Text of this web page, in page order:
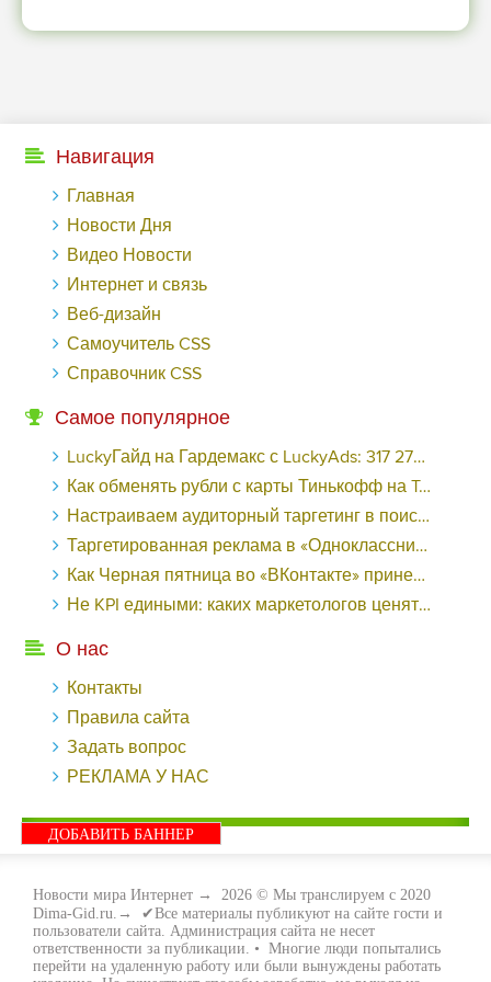
Навигация
Главная
Новости Дня
Видео Новости
Интернет и связь
Веб-дизайн
Самоучитель CSS
Справочник CSS
Самое популярное
LuckyГайд на Гардемакс с LuckyAds: 317 279 рублей за 10 дней - «Надо знать»
Как обменять рубли с карты Тинькофф на Tether ERC20 (USDT)?
Настраиваем аудиторный таргетинг в поисковой кампании Google Ads - «Заработок»
Таргетированная реклама в «Одноклассниках»: как ее настроить и нужно ли - «Заработок»
Как Черная пятница во «ВКонтакте» принесла магазину подарков 221 продажу по цене 38 рублей - «Заработок»
Не KPI едиными: каких маркетологов ценят - «Заработок»
О нас
Контакты
Правила сайта
Задать вопрос
РЕКЛАМА У НАС
ДОБАВИТЬ БАННЕР
Новости мира Интернет → 2026 © Мы транслируем с 2020
Dima-Gid.ru.→ ✔Все материалы публикуют на сайте гости и
пользователи сайта. Администрация сайта не несет
ответственности за публикации. • Многие люди попытались
перейти на удаленную работу или были вынуждены работать